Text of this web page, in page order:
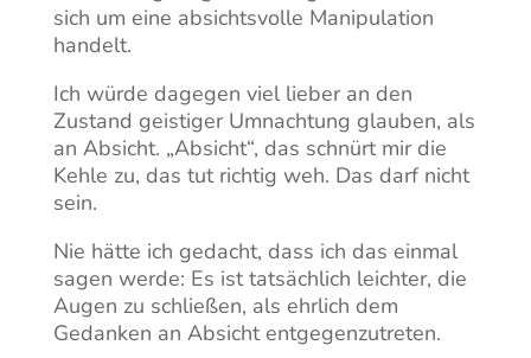
sich um eine absichtsvolle Manipulation
handelt.
Ich würde dagegen viel lieber an den
Zustand geistiger Umnachtung glauben, als
an Absicht. „Absicht“, das schnürt mir die
Kehle zu, das tut richtig weh. Das darf nicht
sein.
Nie hätte ich gedacht, dass ich das einmal
sagen werde: Es ist tatsächlich leichter, die
Augen zu schließen, als ehrlich dem
Gedanken an Absicht entgegenzutreten.